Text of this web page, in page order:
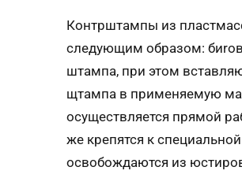
Контрштампы из
следующим образом:
штампа, при этом
щтампа в применяемую
осуществляется прямой
же крепятся к
освобождаются из